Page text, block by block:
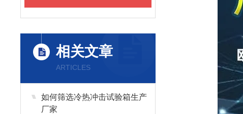
相关文章
ARTICLES
如何筛选冷热冲击试验箱生产
厂家